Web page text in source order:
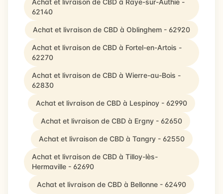
Achat et livraison de CBD à Raye-sur-Authie -
62140
Achat et livraison de CBD à Oblinghem - 62920
Achat et livraison de CBD à Fortel-en-Artois -
62270
Achat et livraison de CBD à Wierre-au-Bois -
62830
Achat et livraison de CBD à Lespinoy - 62990
Achat et livraison de CBD à Ergny - 62650
Achat et livraison de CBD à Tangry - 62550
Achat et livraison de CBD à Tilloy-lès-
Hermaville - 62690
Achat et livraison de CBD à Bellonne - 62490